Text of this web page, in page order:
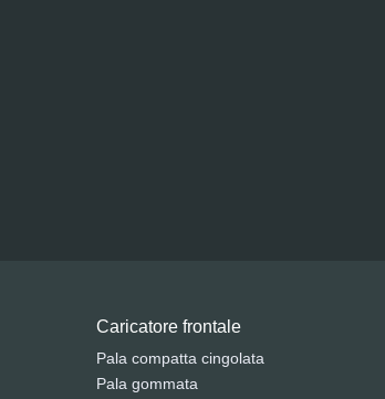
Caricatore frontale
Pala compatta cingolata
Pala gommata